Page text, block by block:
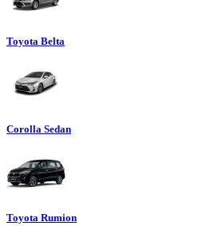
Toyota Belta
Corolla Sedan
Toyota Rumion